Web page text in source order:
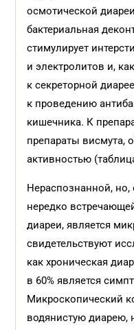
осмотической
бактериальная
стимулирует
и электролитов и,
к секреторной
к проведению
кишечника. К
препараты висмута,
активностью
Нераспознанной,
нередко
диареи, является
свидетельствуют
как хроническая
в 60% является
Микроскопический
водянистую диарею,